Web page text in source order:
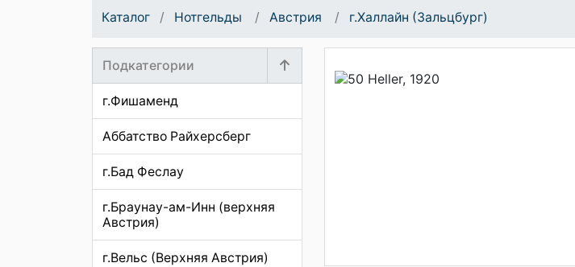
Каталог Нотгельды Австрия г.Халлайн (Зальцбург)
Подкатегории
г.Фишаменд
Аббатство Райхерсберг
г.Бад Феслау
г.Браунау-ам-Инн (верхняя
Австрия)
г.Вельс (Верхняя Австрия)